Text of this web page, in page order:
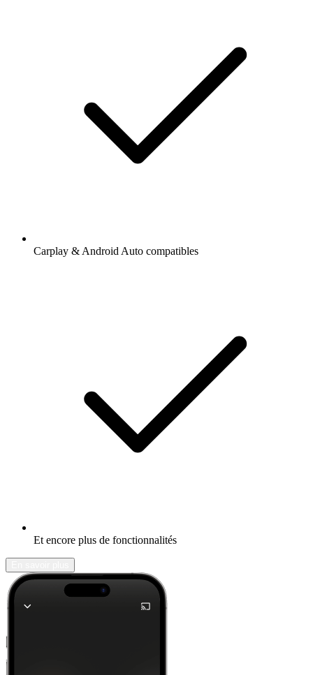
Carplay & Android Auto compatibles
Et encore plus de fonctionnalités